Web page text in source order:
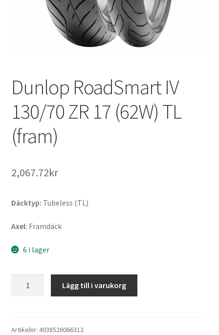
Dunlop RoadSmart IV
130/70 ZR 17 (62W) TL
(fram)
2,067.72kr
Däcktyp: Tubeless (TL)
Axel: Framdäck
6 i lager
ZR
Lägg till i varukorg
Artikelnr: 4038526066312